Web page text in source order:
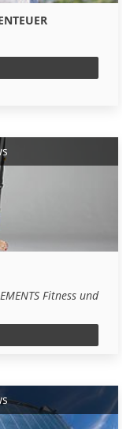
Fitness und